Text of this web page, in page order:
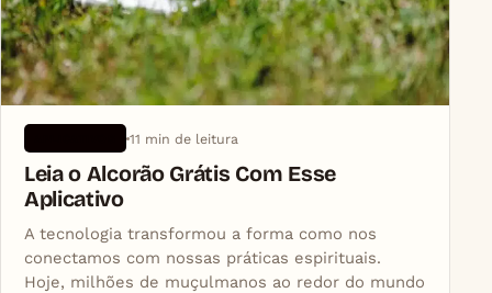
11 min de leitura
Leia o Alcorão Grátis Com Esse
Aplicativo
A tecnologia transformou a forma como nos
conectamos com nossas práticas espirituais.
Hoje, milhões de muçulmanos ao redor do mundo